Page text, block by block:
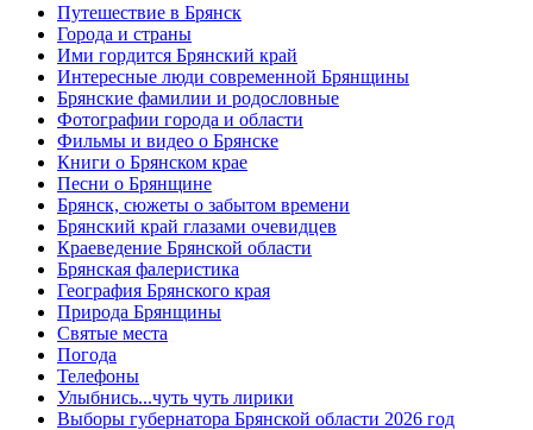
Путешествие в Брянск
Города и страны
Ими гордится Брянский край
Интересные люди современной Брянщины
Брянские фамилии и родословные
Фотографии города и области
Фильмы и видео о Брянске
Книги о Брянском крае
Песни о Брянщине
Брянск, сюжеты о забытом времени
Брянский край глазами очевидцев
Краеведение Брянской области
Брянская фалеристика
География Брянского края
Природа Брянщины
Святые места
Погода
Телефоны
Улыбнись...чуть чуть лирики
Выборы губернатора Брянской области 2026 год